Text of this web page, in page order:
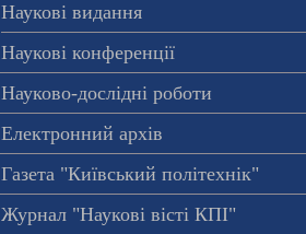
Наукові видання
Наукові конференції
Науково-дослідні роботи
Електронний архів
Газета "Київський політехнік"
Журнал "Наукові вісті КПІ"